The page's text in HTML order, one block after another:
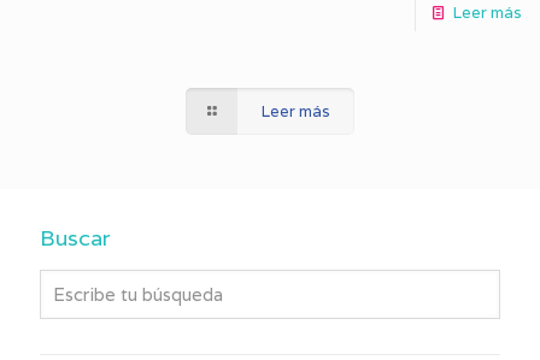
Leer más
Leer más
Buscar